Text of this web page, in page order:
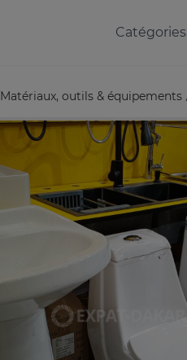
Catégories
Matériaux, outils & équipements